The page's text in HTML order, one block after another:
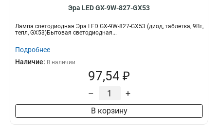
Эра LED GX-9W-827-GX53
Лампа светодиодная Эра LED GX-9W-827-GX53 (диод, таблетка, 9Вт,
тепл, GX53)Бытовая светодиодная...
Подробнее
Наличие: В наличии
97,54 ₽
– +
В корзину